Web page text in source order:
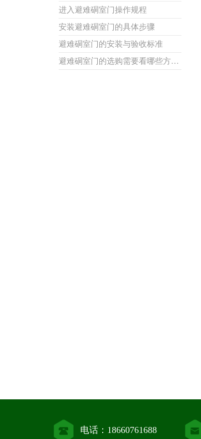
进入避难硐室门操作规程
安装避难硐室门的具体步骤
避难硐室门的安装与验收标准
避难硐室门的选购需要看哪些方面？
电话：18660761688